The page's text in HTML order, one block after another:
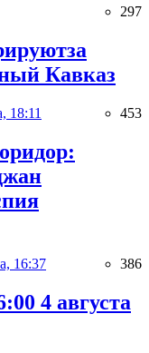
297
Кавказ
18:11 453
16:37 386
4 августа